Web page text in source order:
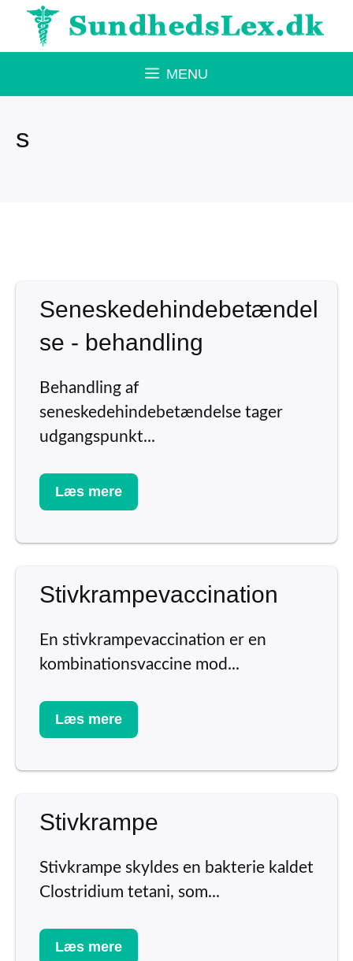
Hop
MENU
s
Seneskedehindebetændel
se - behandling
Behandling af
seneskedehindebetændelse tager
udgangspunkt...
Læs mere
Stivkrampevaccination
En stivkrampevaccination er en
kombinationsvaccine mod...
Læs mere
Stivkrampe
Stivkrampe skyldes en bakterie kaldet
Clostridium tetani, som...
Læs mere